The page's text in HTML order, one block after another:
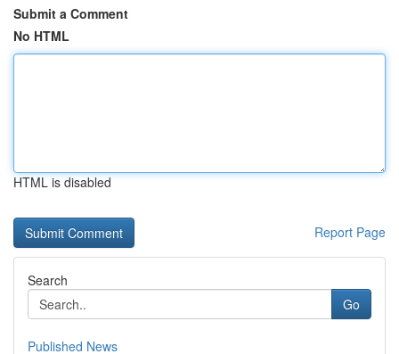
Submit a Comment
No HTML
HTML is disabled
Report Page
Search
Go
Published News